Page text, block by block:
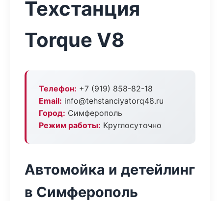
Техстанция
Torque V8
Телефон: +7 (919) 858-82-18
Email: info@tehstanciyatorq48.ru
Город: Симферополь
Режим работы: Круглосуточно
Автомойка и детейлинг
в Симферополь